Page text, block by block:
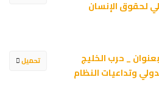
لحقوق الإنسان
تحميل
_ حرب الخليج
وتداعيات النظام